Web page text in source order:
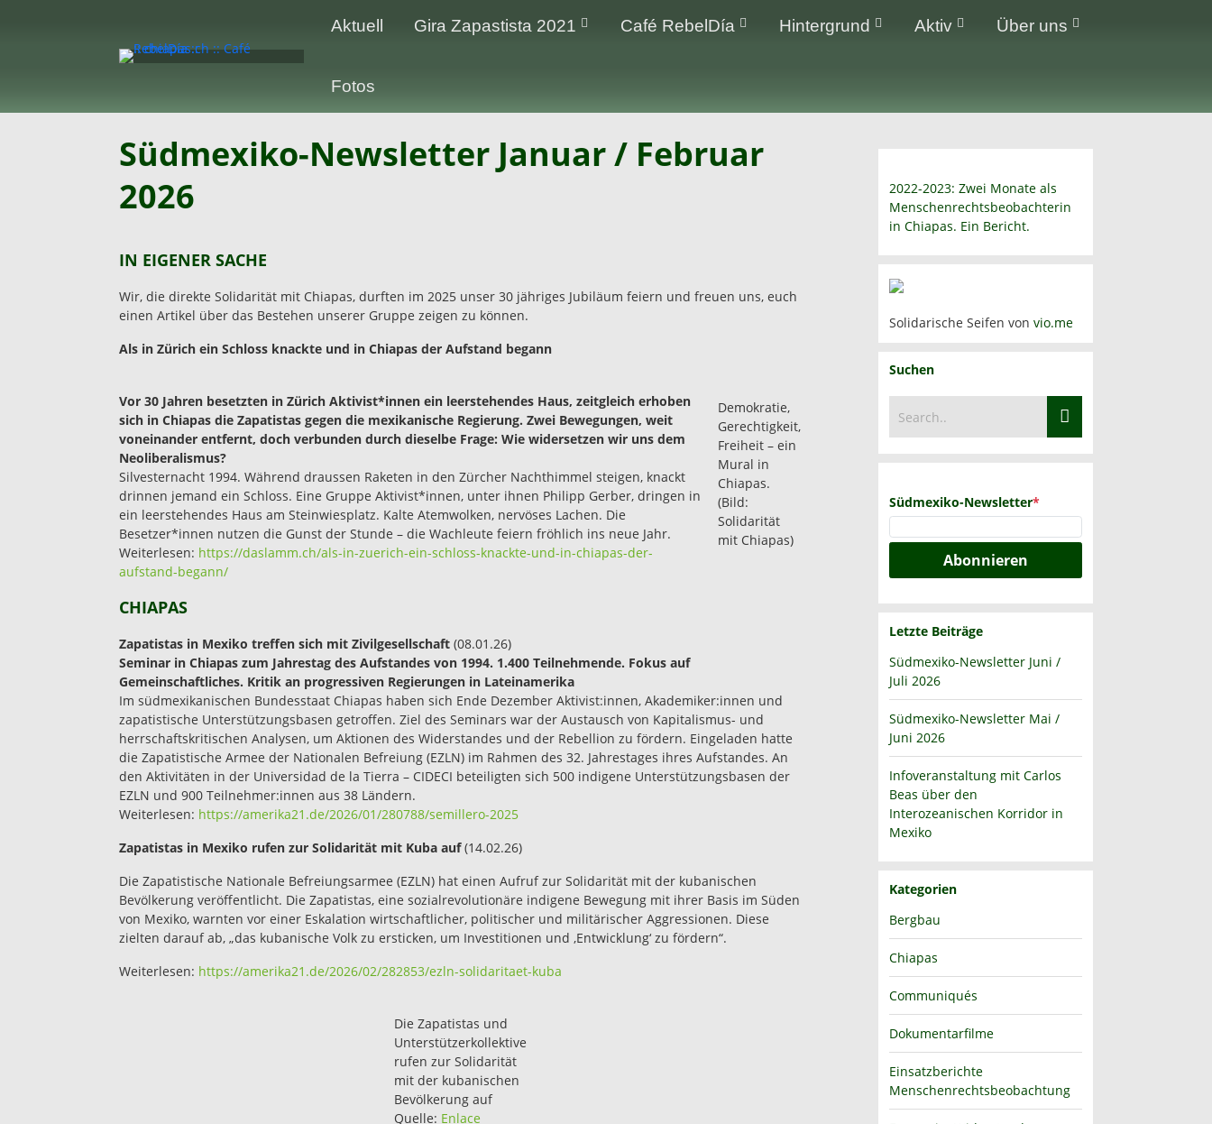
Aktuell Gira Zapastista 2021 Café RebelDía Hintergrund Aktiv Über uns
Fotos
Südmexiko-Newsletter Januar / Februar
2026
IN EIGENER SACHE
Wir, die direkte Solidarität mit Chiapas, durften im 2025 unser 30 jähriges Jubiläum feiern und freuen uns, euch
einen Artikel über das Bestehen unserer Gruppe zeigen zu können.
Als in Zürich ein Schloss knackte und in Chiapas der Aufstand begann
Demokratie,
Gerechtigkeit,
Freiheit – ein
Mural in
Chiapas.
(Bild:
Solidarität
mit Chiapas)
Vor 30 Jahren besetzten in Zürich Aktivist*innen ein leerstehendes Haus, zeitgleich erhoben
sich in Chiapas die Zapatistas gegen die mexikanische Regierung. Zwei Bewegungen, weit
voneinander entfernt, doch verbunden durch dieselbe Frage: Wie widersetzen wir uns dem
Neoliberalismus?
Silvesternacht 1994. Während draussen Raketen in den Zürcher Nachthimmel steigen, knackt
drinnen jemand ein Schloss. Eine Gruppe Aktivist*innen, unter ihnen Philipp Gerber, dringen in
ein leerstehendes Haus am Steinwiesplatz. Kalte Atemwolken, nervöses Lachen. Die
Besetzer*innen nutzen die Gunst der Stunde – die Wachleute feiern fröhlich ins neue Jahr.
Weiterlesen: https://daslamm.ch/als-in-zuerich-ein-schloss-knackte-und-in-chiapas-der-
aufstand-begann/
CHIAPAS
Zapatistas in Mexiko treffen sich mit Zivilgesellschaft (08.01.26)
Seminar in Chiapas zum Jahrestag des Aufstandes von 1994. 1.400 Teilnehmende. Fokus auf
Gemeinschaftliches. Kritik an progressiven Regierungen in Lateinamerika
Im südmexikanischen Bundesstaat Chiapas haben sich Ende Dezember Aktivist:innen, Akademiker:innen und
zapatistische Unterstützungsbasen getroffen. Ziel des Seminars war der Austausch von Kapitalismus- und
herrschaftskritischen Analysen, um Aktionen des Widerstandes und der Rebellion zu fördern. Eingeladen hatte
die Zapatistische Armee der Nationalen Befreiung (EZLN) im Rahmen des 32. Jahrestages ihres Aufstandes. An
den Aktivitäten in der Universidad de la Tierra – CIDECI beteiligten sich 500 indigene Unterstützungsbasen der
EZLN und 900 Teilnehmer:innen aus 38 Ländern.
Weiterlesen: https://amerika21.de/2026/01/280788/semillero-2025
Zapatistas in Mexiko rufen zur Solidarität mit Kuba auf(14.02.26)
Die Zapatistische Nationale Befreiungsarmee (EZLN) hat einen Aufruf zur Solidarität mit der kubanischen
Bevölkerung veröffentlicht. Die Zapatistas, eine sozialrevolutionäre indigene Bewegung mit ihrer Basis im Süden
von Mexiko, warnten vor einer Eskalation wirtschaftlicher, politischer und militärischer Aggressionen. Diese
zielten darauf ab, „das kubanische Volk zu ersticken, um Investitionen und ‚Entwicklung‘ zu fördern“.
Weiterlesen: https://amerika21.de/2026/02/282853/ezln-solidaritaet-kuba
Die Zapatistas und
Unterstützerkollektive
rufen zur Solidarität
mit der kubanischen
Bevölkerung auf
Quelle: Enlace
2022-2023: Zwei Monate als
Menschenrechtsbeobachterin
in Chiapas. Ein Bericht.
Solidarische Seifen vonvio.me
Suchen
Südmexiko-Newsletter*
Abonnieren
Letzte Beiträge
Südmexiko-Newsletter Juni /
Juli 2026
Südmexiko-Newsletter Mai /
Juni 2026
Infoveranstaltung mit Carlos
Beas über den
Interozeanischen Korridor in
Mexiko
Kategorien
Bergbau
Chiapas
Communiqués
Dokumentarfilme
Einsatzberichte
Menschenrechtsbeobachtung